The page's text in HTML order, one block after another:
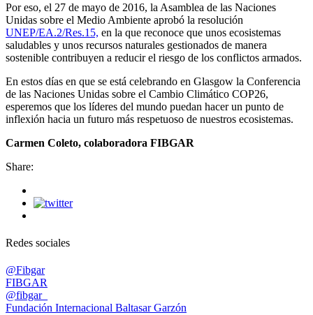
Por eso, el 27 de mayo de 2016, la Asamblea de las Naciones
Unidas sobre el Medio Ambiente aprobó la resolución
UNEP/EA.2/Res.15, en la que reconoce que unos ecosistemas
saludables y unos recursos naturales gestionados de manera
sostenible contribuyen a reducir el riesgo de los conflictos armados.
En estos días en que se está celebrando en Glasgow la Conferencia
de las Naciones Unidas sobre el Cambio Climático COP26,
esperemos que los líderes del mundo puedan hacer un punto de
inflexión hacia un futuro más respetuoso de nuestros ecosistemas.
Carmen Coleto, colaboradora FIBGAR
Share:
Redes sociales
@Fibgar
FIBGAR
@fibgar_
Fundación Internacional Baltasar Garzón